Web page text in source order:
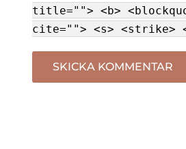
title=""> <b>
cite=""> <s> <strike>